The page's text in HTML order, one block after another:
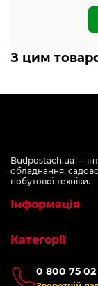
З цим
Budpostach.ua —
обладнання,
побутової техніки.
0 800 75 02
Інформація
Категорії